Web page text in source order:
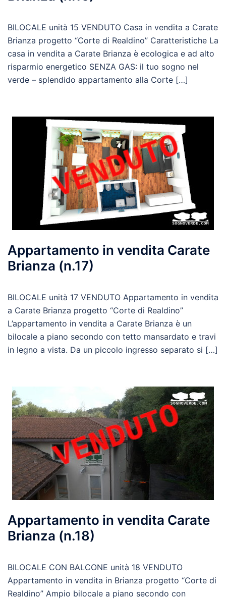
BILOCALE unità 15 VENDUTO Casa in vendita a Carate
Brianza progetto “Corte di Realdino” Caratteristiche La
casa in vendita a Carate Brianza è ecologica e ad alto
risparmio energetico SENZA GAS: il tuo sogno nel
verde – splendido appartamento alla Corte […]
Appartamento in vendita Carate
Brianza (n.17)
BILOCALE unità 17 VENDUTO Appartamento in vendita
a Carate Brianza progetto “Corte di Realdino”
L’appartamento in vendita a Carate Brianza è un
bilocale a piano secondo con tetto mansardato e travi
in legno a vista. Da un piccolo ingresso separato si […]
Appartamento in vendita Carate
Brianza (n.18)
BILOCALE CON BALCONE unità 18 VENDUTO
Appartamento in vendita in Brianza progetto “Corte di
Realdino” Ampio bilocale a piano secondo con